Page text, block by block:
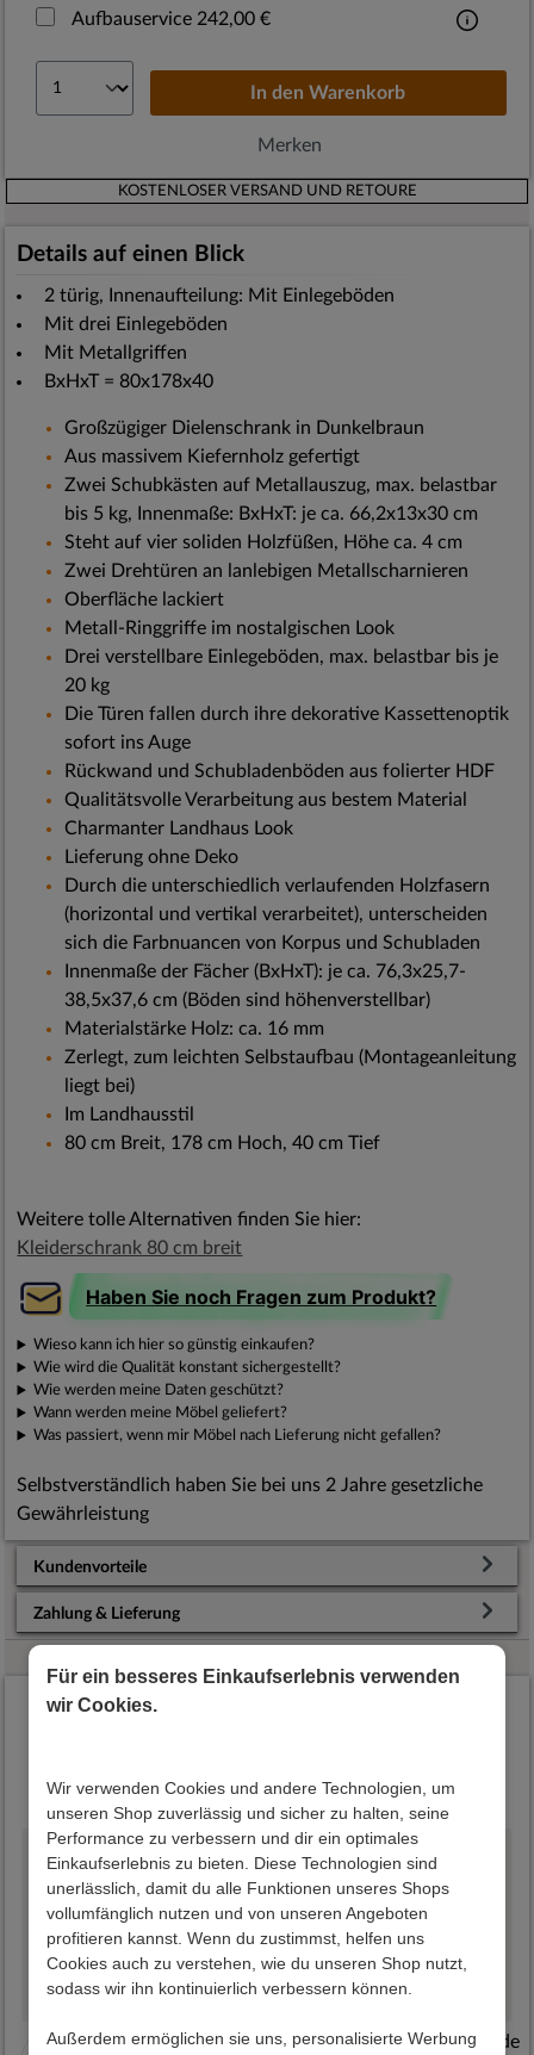
Für ein besseres Einkaufserlebnis verwenden
wir Cookies.
Wir verwenden Cookies und andere Technologien, um
unseren Shop zuverlässig und sicher zu halten, seine
Performance zu verbessern und dir ein optimales
Einkaufserlebnis zu bieten. Diese Technologien sind
unerlässlich, damit du alle Funktionen unseres Shops
vollumfänglich nutzen und von unseren Angeboten
profitieren kannst. Wenn du zustimmst, helfen uns
Cookies auch zu verstehen, wie du unseren Shop nutzt,
sodass wir ihn kontinuierlich verbessern können.
Außerdem ermöglichen sie uns, personalisierte Werbung
Aufbauservice 242,00 €
In denWarenkorb
Merken
KOSTENLOSER VERSAND UND RETOURE
Kundenvorteile
Zahlung & Lieferung
Details auf einen Blick
2 türig, Innenaufteilung: Mit Einlegeböden
Mit drei Einlegeböden
Mit Metallgriffen
BxHxT = 80x178x40
Großzügiger Dielenschrank in Dunkelbraun
Aus massivem Kiefernholz gefertigt
Zwei Schubkästen auf Metallauszug, max. belastbar
bis 5 kg, Innenmaße: BxHxT: je ca. 66,2x13x30 cm
Steht auf vier soliden Holzfüßen, Höhe ca. 4 cm
Zwei Drehtüren an lanlebigen Metallscharnieren
Oberfläche lackiert
Metall-Ringgriffe im nostalgischen Look
Drei verstellbare Einlegeböden, max. belastbar bis je
20 kg
Die Türen fallen durch ihre dekorative Kassettenoptik
sofort ins Auge
Rückwand und Schubladenböden aus folierter HDF
Qualitätsvolle Verarbeitung aus bestem Material
Charmanter Landhaus Look
Lieferung ohne Deko
Durch die unterschiedlich verlaufenden Holzfasern
(horizontal und vertikal verarbeitet), unterscheiden
sich die Farbnuancen von Korpus und Schubladen
Innenmaße der Fächer (BxHxT): je ca. 76,3x25,7-
38,5x37,6 cm (Böden sind höhenverstellbar)
Materialstärke Holz: ca. 16 mm
Zerlegt, zum leichten Selbstaufbau (Montageanleitung
liegt bei)
Im Landhausstil
80 cm Breit, 178 cm Hoch, 40 cm Tief
Weitere tolle Alternativen finden Sie hier:
Kleiderschrank 80 cm breit
Haben Sie noch Fragen zum Produkt?
Wieso kann ich hier so günstig einkaufen?
Wie wird die Qualität konstant sichergestellt?
Wie werden meine Daten geschützt?
Wann werden meine Möbel geliefert?
Was passiert, wenn mir Möbel nach Lieferung nicht gefallen?
Selbstverständlich haben Sie bei uns 2 Jahre gesetzliche
Gewährleistung
Das sagen unsere Kunden
4.7basierend auf12301Bewertungen
06.08.2026 20:05:50
Sehr schnelle und
unkomplizierte
Lieferung. Ware war
Information über der
02.08.2026 17:54:49
Sehr schöne, stabile
Gartenmöbel, einfache,
übersichtliche
ZahlungsmöglichkeiteneKomi.de